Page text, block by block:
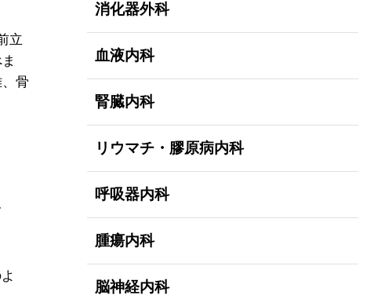
立
骨
消化器外科
血液内科
腎臓内科
リウマチ・膠原病内科
呼吸器内科
腫瘍内科
脳神経内科